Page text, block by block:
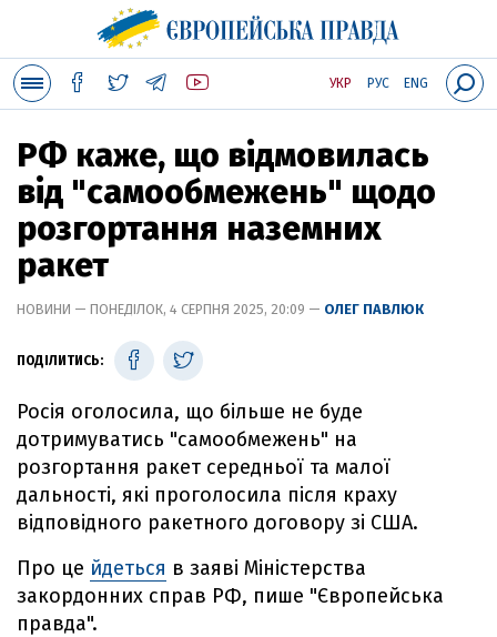
УКР РУС ENG
РФ каже, що відмовилась
від "самообмежень" щодо
розгортання наземних
ракет
НОВИНИ — ПОНЕДІЛОК, 4 СЕРПНЯ 2025, 20:09 — ОЛЕГ ПАВЛЮК
ПОДІЛИТИСЬ:
Росія оголосила, що більше не буде
дотримуватись "самообмежень" на
розгортання ракет середньої та малої
дальності, які проголосила після краху
відповідного ракетного договору зі США.
Про це йдеться в заяві Міністерства
закордонних справ РФ, пише "Європейська
правда".